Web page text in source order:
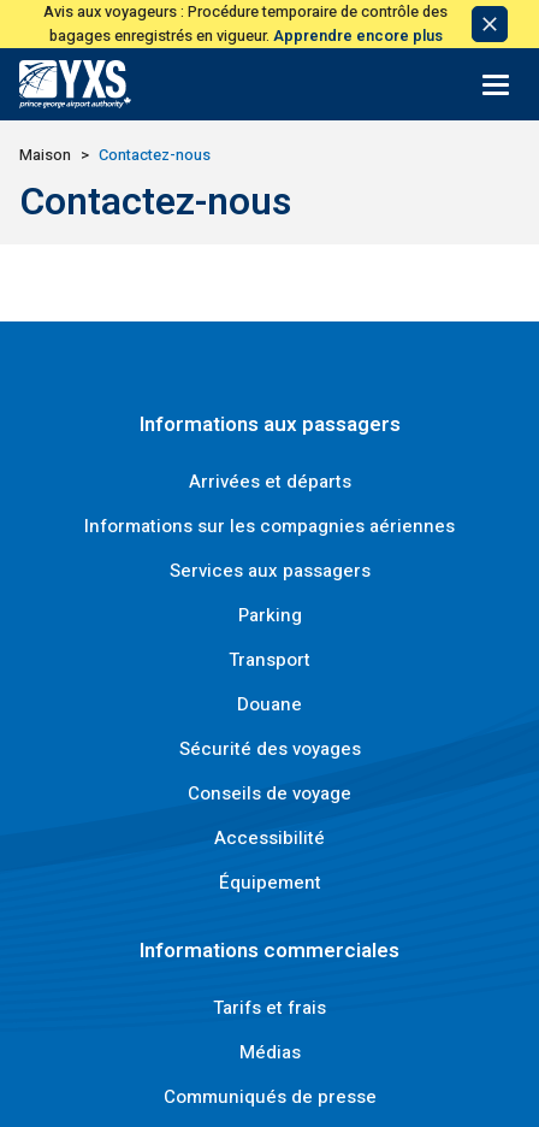
Avis aux voyageurs : Procédure temporaire de contrôle des
bagages enregistrés en vigueur. Apprendre encore plus Avis
de
Retour à la page d'accueil>
Maison Contactez-nous
Contactez-nous
Informations aux passagers
Arrivées et départs
Informations sur les compagnies aériennes
Services aux passagers
Parking
Transport
Douane
Sécurité des voyages
Conseils de voyage
Accessibilité
Équipement
Informations commerciales
Tarifs et frais
Médias
Communiqués de presse